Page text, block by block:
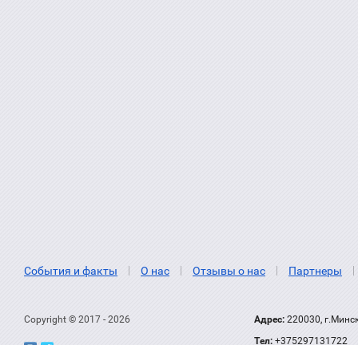
События и факты О нас Отзывы о нас Партнеры
Copyright © 2017 - 2026 Адрес: 220030,
Тел: +375297131722